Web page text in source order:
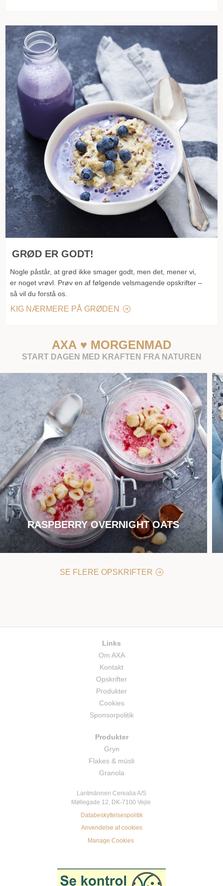
GRØD ER GODT!
Nogle påstår, at grød ikke smager godt, men det, mener vi,
er noget vrøvl. Prøv en af følgende velsmagende opskrifter –
så vil du forstå os.
KIG NÆRMERE PÅ GRØDEN
AXA ♥ MORGENMAD
START DAGEN MED KRAFTEN FRA NATUREN
RASPBERRY OVERNIGHT OATS
SE FLERE OPSKRIFTER
Links
Om AXA
Kontakt
Opskrifter
Produkter
Cookies
Sponsorpolitik
Produkter
Gryn
Flakes & müsli
Granola
Lantmännen Cerealia A/S
Møllegade 12, DK-7100 Vejle
Databeskyttelsespolitik
Anvendelse af cookies
Manage Cookies